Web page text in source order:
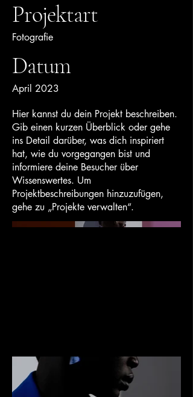
Projektart
Fotografie
Datum
April 2023
Hier kannst du dein Projekt beschreiben.
Gib einen kurzen Überblick oder gehe
ins Detail darüber, was dich inspiriert
hat, wie du vorgegangen bist und
informiere deine Besucher über
Wissenswertes. Um
Projektbeschreibungen hinzuzufügen,
gehe zu „Projekte verwalten“.